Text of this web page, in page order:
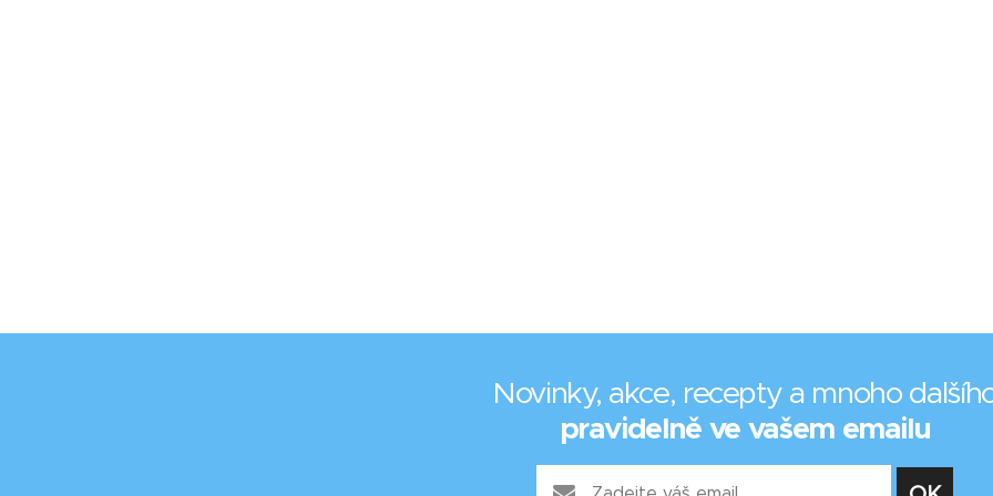
Novinky, akce, recepty a mnoho
pravidelně ve vašem emailu